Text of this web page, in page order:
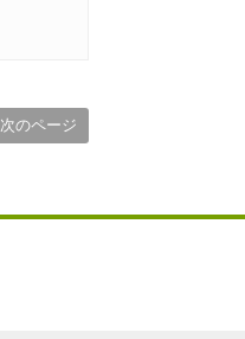
次のページ